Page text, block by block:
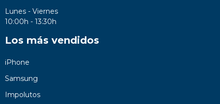
Lunes - Viernes
10:00h - 13:30h
Los más vendidos
iPhone
Samsung
Impolutos